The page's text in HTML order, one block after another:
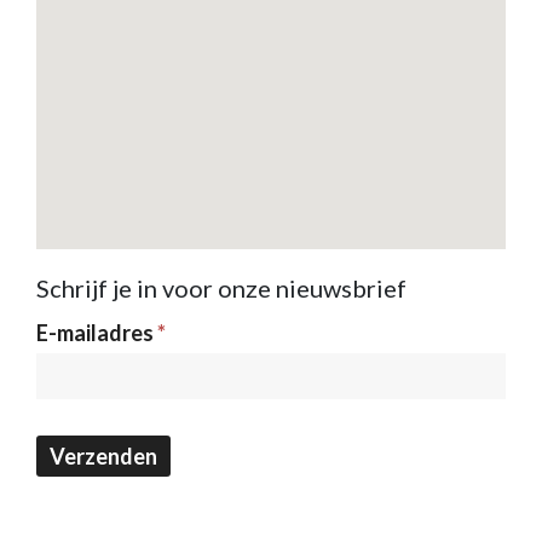
Schrijf je in voor onze nieuwsbrief
Nieuwsbrief
E-mailadres*
Verzenden